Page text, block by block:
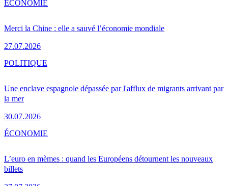
Merci la Chine : elle a sauvé l’économie mondiale
27.07.2026
ÉCONOMIE
Une enclave espagnole dépassée par l'afflux de migrants arrivant par
la mer
30.07.2026
POLITIQUE
L’euro en mèmes : quand les Européens détournent les nouveaux
billets
ÉCONOMIE